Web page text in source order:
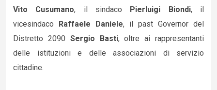
Vito Cusumano, il sindaco Pierluigi Biondi, il
vicesindaco Raffaele Daniele, il past Governor del
Distretto 2090 Sergio Basti, oltre ai rappresentanti
delle istituzioni e delle associazioni di servizio
cittadine.